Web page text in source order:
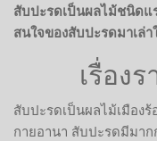
สับปะรดเป็นผลไม้ชนิดแ
สนใจของสับปะรดมาเล่า
เรื่อง
สับปะรดเป็นผลไม้เมือง
กายอานา สับปะรดมีมา